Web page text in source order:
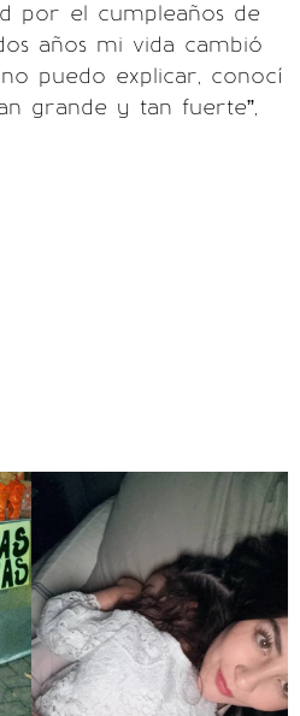
por el cumpleaños de
años mi vida cambió
puedo explicar, conocí
grande y tan fuerte”,